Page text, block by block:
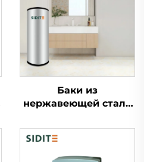
Баки из
нержавеющей стали
высокой
эффективности для
хранения горячей